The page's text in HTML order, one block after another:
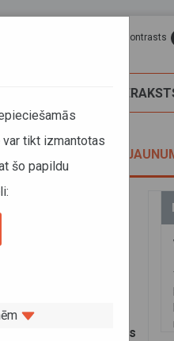
Lapas kontrasts
daļā “Liepāja” tiks
tikt izmantotas
šo papildu